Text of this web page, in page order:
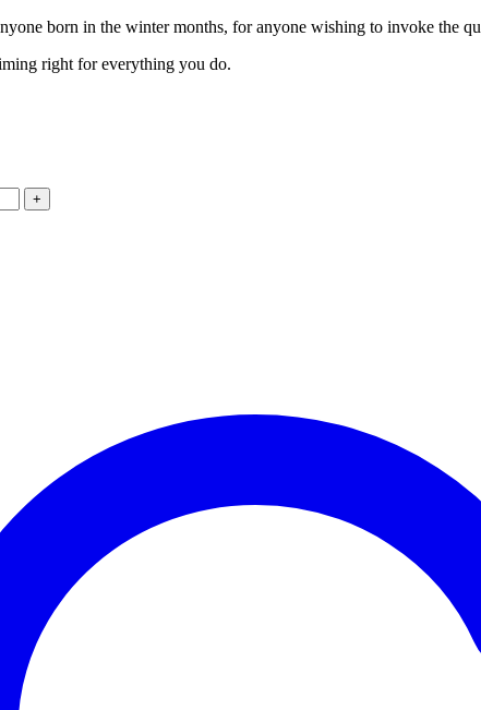
born in the winter months, for anyone wishing to invoke the
right for everything you do.